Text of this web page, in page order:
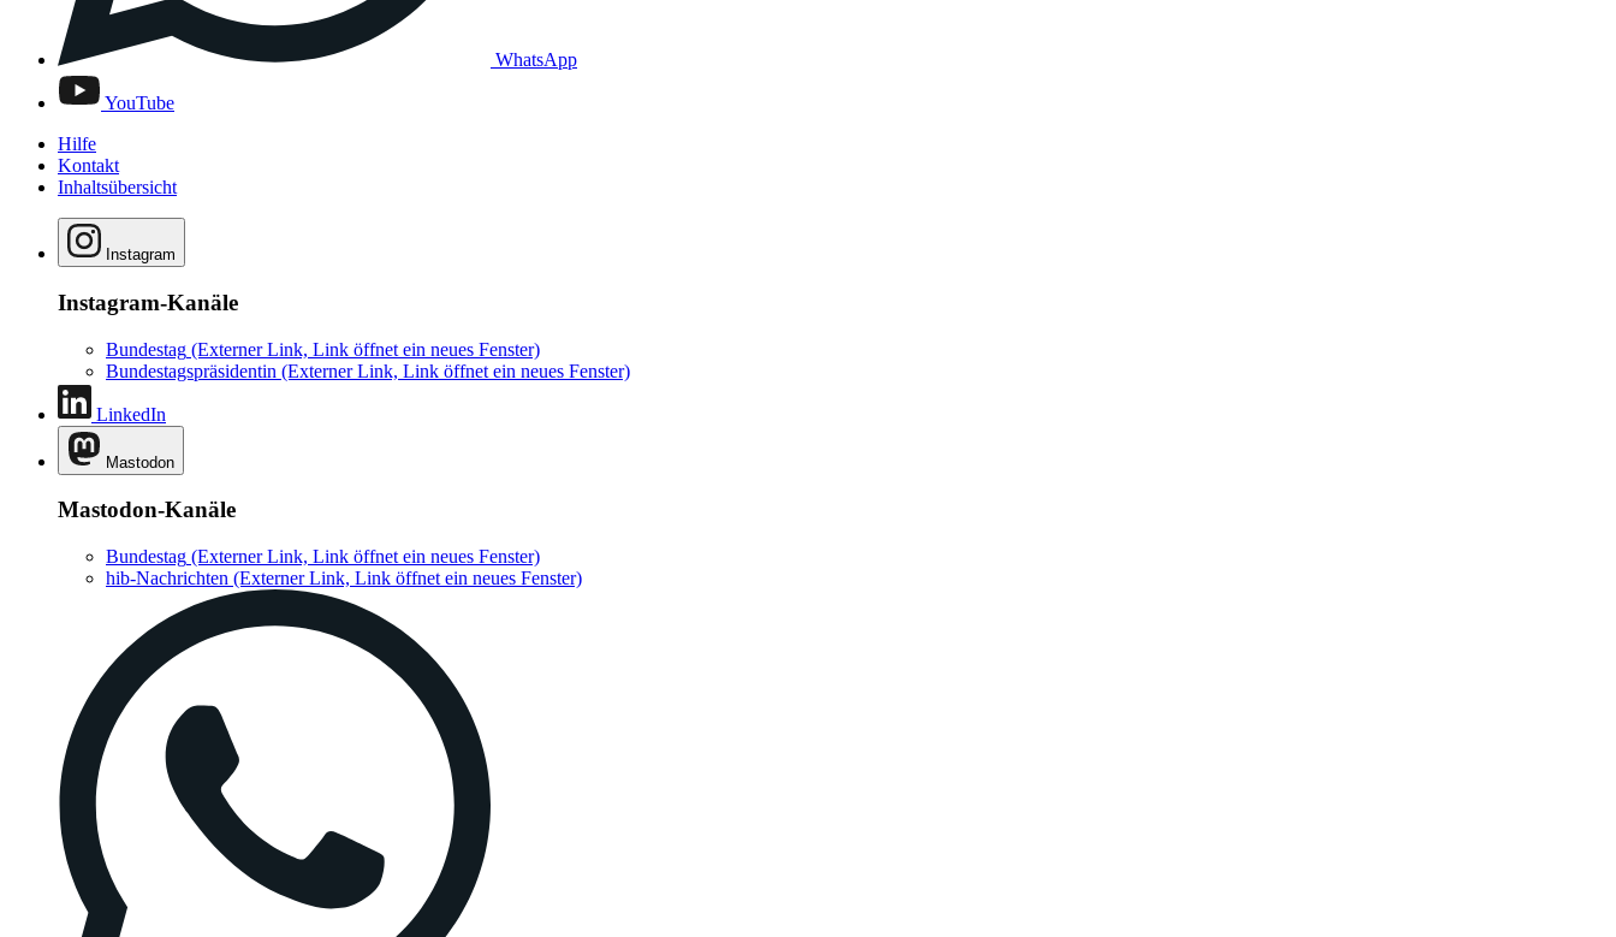
WhatsApp
YouTube
Hilfe
Kontakt
Inhaltsübersicht
Instagram
Instagram-Kanäle
Bundestag (Externer Link, Link öffnet ein neues Fenster)
Bundestagspräsidentin (Externer Link, Link öffnet ein neues Fenster)
LinkedIn
Mastodon
Mastodon-Kanäle
Bundestag (Externer Link, Link öffnet ein neues Fenster)
hib-Nachrichten (Externer Link, Link öffnet ein neues Fenster)